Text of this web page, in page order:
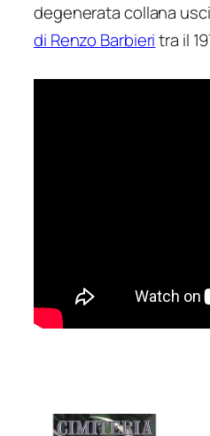
degenerata collana
di Renzo Barbieritra il